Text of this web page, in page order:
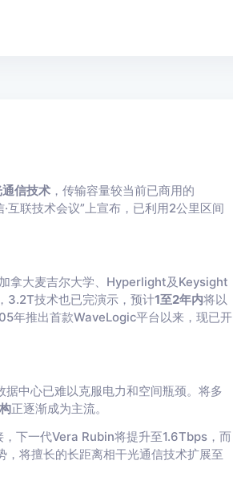
信技术，传输容量较当前已商用的
联技术会议”上宣布，已利用2公里区间
拿大麦吉尔大学、Hyperlight及Keysight
3.2T技术也已完演示，预计1至2年内将以
年推出首款WaveLogic平台以来，现已开
中心已难以克服电力和空间瓶颈。将多
正逐渐成为主流。
下一代Vera Rubin将提升至1.6Tbps，而
将擅长的长距离相干光通信技术扩展至